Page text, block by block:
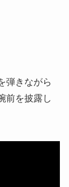
弾きながら
前を披露し